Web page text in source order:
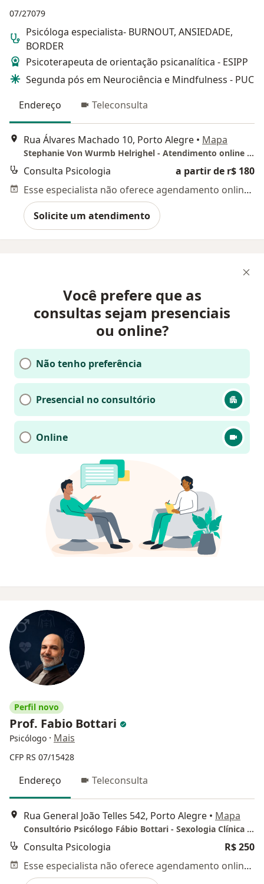
07/27079
Psicóloga especialista- BURNOUT, ANSIEDADE,
BORDER
Psicoterapeuta de orientação psicanalítica - ESIPP
Segunda pós em Neurociência e Mindfulness - PUC
Endereço
Teleconsulta
Rua Álvares Machado 10, Porto Alegre • Mapa
Stephanie Von Wurmb Helrighel - Atendimento online POA
Consulta Psicologia
a partir de r$ 180
Esse especialista não oferece agendamento online para esse endereço.
Solicite um atendimento
Você prefere que as
consultas sejam presenciais
ou online?
Não tenho preferência
Presencial no consultório
Online
Perfil novo
Prof. Fabio Bottari
Psicólogo · Mais
CFP RS 07/15428
Endereço Teleconsulta
Rua General João Telles 542, Porto Alegre • Mapa
Consultório Psicólogo Fábio Bottari - Sexologia Clínica e Psicologia Clínica
Consulta Psicologia
R$ 250
Esse especialista não oferece agendamento online para esse endereço.